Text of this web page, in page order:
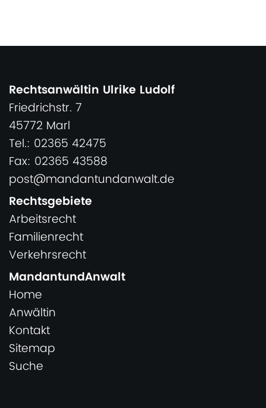
Rechtsanwältin Ulrike Ludolf
Friedrichstr. 7
45772 Marl
Tel.: 02365 42475
Fax: 02365 43588
post@mandantundanwalt.de
Rechtsgebiete
Arbeitsrecht
Familienrecht
Verkehrsrecht
MandantundAnwalt
Home
Anwältin
Kontakt
Sitemap
Suche